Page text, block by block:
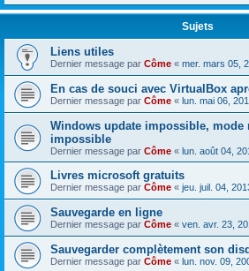
Sujets
Liens utiles
Dernier message par Côme « mer. mars 05,
En cas de souci avec VirtualBox
Dernier message par Côme « lun. mai 06,
Windows update impossible, mode
impossible
Dernier message par Côme « lun. août 04,
Livres microsoft gratuits
Dernier message par Côme « jeu. juil. 04,
Sauvegarde en ligne
Dernier message par Côme « ven. avr. 23,
Sauvegarder complètement son
Dernier message par Côme « lun. nov. 09,